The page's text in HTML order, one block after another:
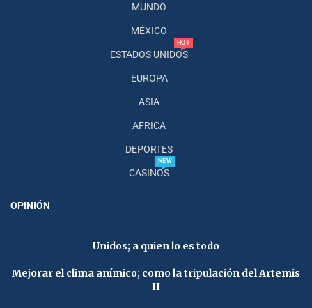
MUNDO
MÉXICO
ESTADOS UNIDOS
HOT
EUROPA
ASIA
AFRICA
DEPORTES
CASINOS
NEW
OPINIÓN
Unidos; a quien lo es todo
Mejorar el clima anímico; como la tripulación del Artemis
II